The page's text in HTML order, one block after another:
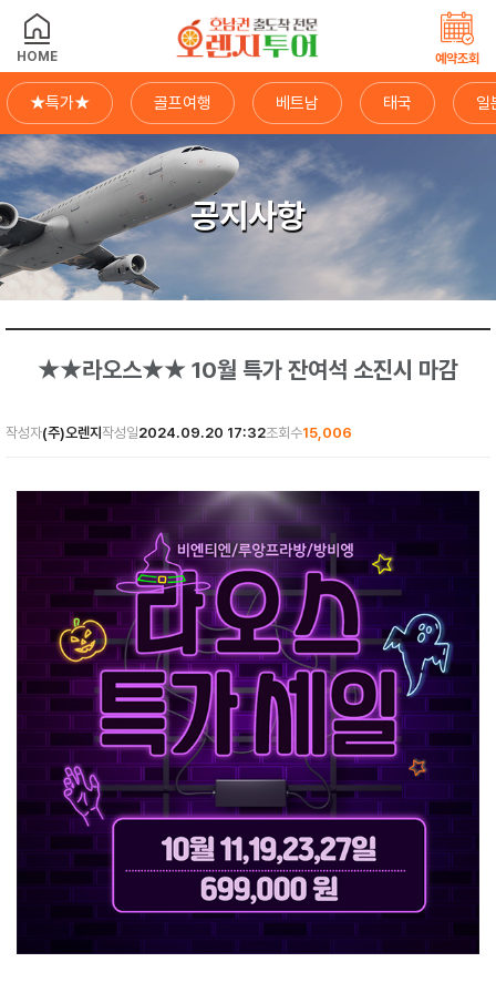
HOME 예약조회
★특가★ 골프여행 베트남 태국 일
공지사항
★★라오스★★ 10월 특가 잔여석 소진시 마감
작성자(주)오렌지 작성일2024.09.20 17:32조회수15,006